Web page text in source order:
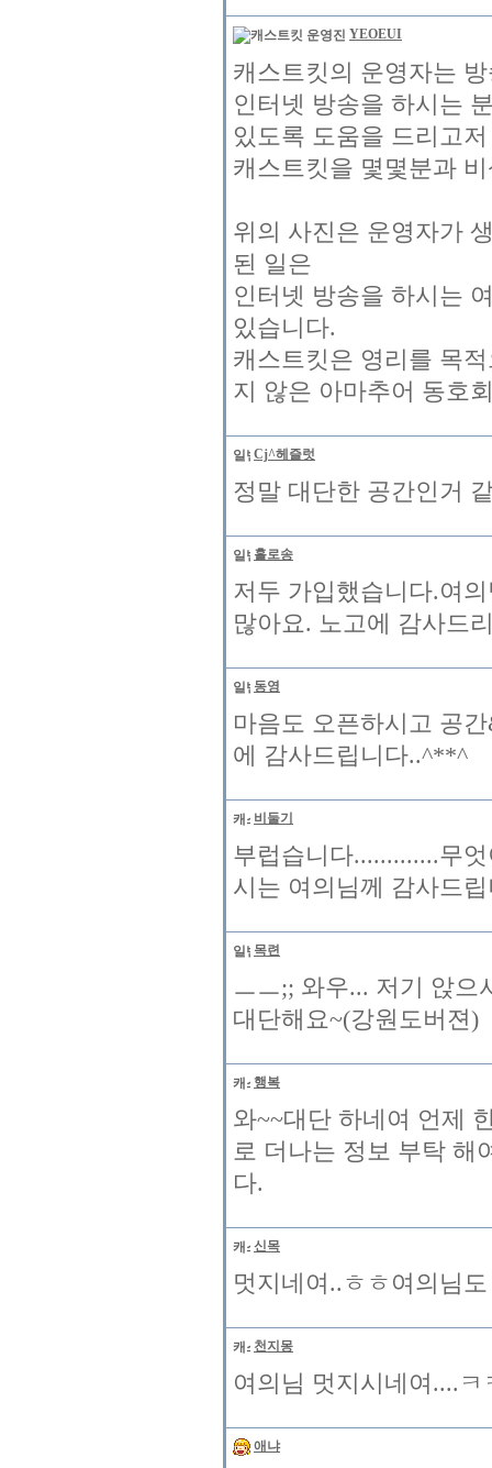
YEOEUI
캐스트킷의 운영자는
인터넷 방송을 하시는
있도록 도움을 드리고저
캐스트킷을 몇몇분과
위의 사진은 운영자가
된 일은
인터넷 방송을 하시는
있습니다.
캐스트킷은 영리를 목
지 않은 아마추어 동호
Cj^헤즐럿
정말 대단한 공간인거
홀로송
저두 가입했습니다.여
많아요. 노고에 감사드
동영
마음도 오픈하시고 공
에 감사드립니다..^**^
비둘기
부럽습니다.............무
시는 여의님께 감사드
목련
ㅡㅡ;; 와우... 저기 앉으
대단해요~(강원도버젼)
행복
와~~대단 하네여 언제
로 더나는 정보 부탁 해
다.
신목
멋지네여..ㅎㅎ여의님
천지몽
여의님 멋지시네여....ㅋ
애냐